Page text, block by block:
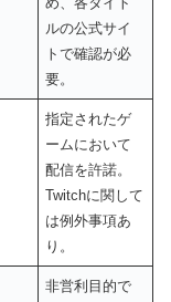
ルの公式サイ
トで確認が必
要。
指定されたゲ
ームにおいて
配信を許諾。
Twitchに関して
は例外事項あ
り。
非営利目的で